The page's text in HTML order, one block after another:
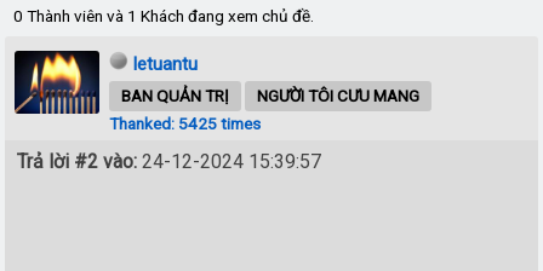
0 Thành viên và 1 Khách đang xem chủ đề.
letuantu
BAN QUẢN TRỊ
NGƯỜI TÔI CƯU MANG
Thanked: 5425 times
Trả lời #2 vào: 24-12-2024 15:39:57